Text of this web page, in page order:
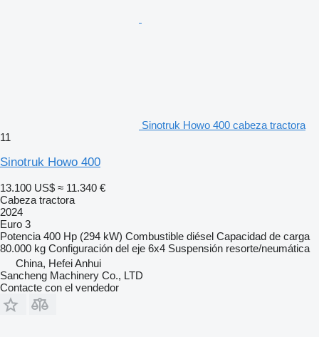
Sinotruk Howo 400 cabeza tractora
11
Sinotruk Howo 400
13.100 US$ ≈ 11.340 €
Cabeza tractora
2024
Euro 3
Potencia 400 Hp (294 kW) Combustible diésel Capacidad de carga
80.000 kg Configuración del eje 6x4 Suspensión resorte/neumática
China, Hefei Anhui
Sancheng Machinery Co., LTD
Contacte con el vendedor